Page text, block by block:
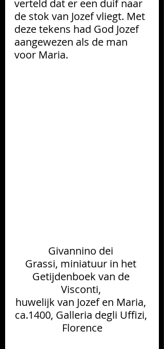
verteld dat er een duif naar
de stok van Jozef vliegt. Met
deze tekens had God Jozef
aangewezen als de man
voor Maria.
Givannino dei
Grassi, miniatuur in het
Getijdenboek van de
Visconti,
huwelijk van Jozef en Maria,
ca.1400, Galleria degli Uffizi,
Floren­ce